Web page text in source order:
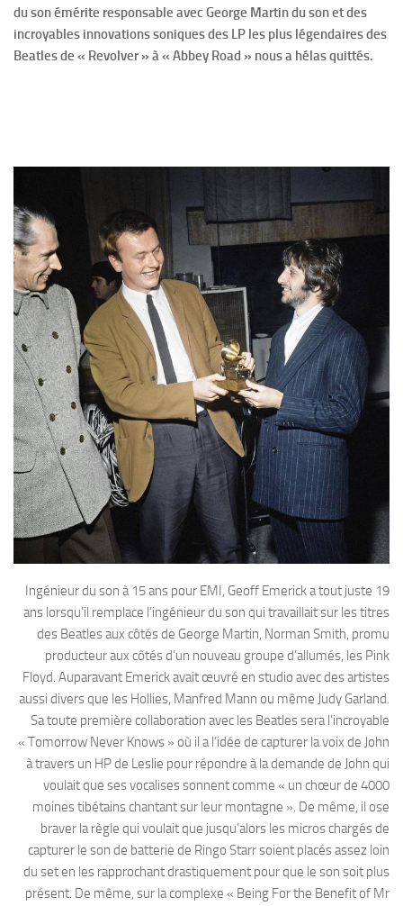
du son émérite responsable avec George Martin du son et des
incroyables innovations soniques des LP les plus légendaires des
Beatles de « Revolver » à « Abbey Road » nous a hélas quittés.
Ingénieur du son à 15 ans pour EMI, Geoff Emerick a tout juste 19
ans lorsqu’il remplace l’ingénieur du son qui travaillait sur les titres
des Beatles aux côtés de George Martin, Norman Smith, promu
producteur aux côtés d’un nouveau groupe d’allumés, les Pink
Floyd. Auparavant Emerick avait œuvré en studio avec des artistes
aussi divers que les Hollies, Manfred Mann ou même Judy Garland.
Sa toute première collaboration avec les Beatles sera l’incroyable
« Tomorrow Never Knows » où il a l’idée de capturer la voix de John
à travers un HP de Leslie pour répondre à la demande de John qui
voulait que ses vocalises sonnent comme « un chœur de 4000
moines tibétains chantant sur leur montagne ». De même, il ose
braver la règle qui voulait que jusqu’alors les micros chargés de
capturer le son de batterie de Ringo Starr soient placés assez loin
du set en les rapprochant drastiquement pour que le son soit plus
présent. De même, sur la complexe « Being For the Benefit of Mr